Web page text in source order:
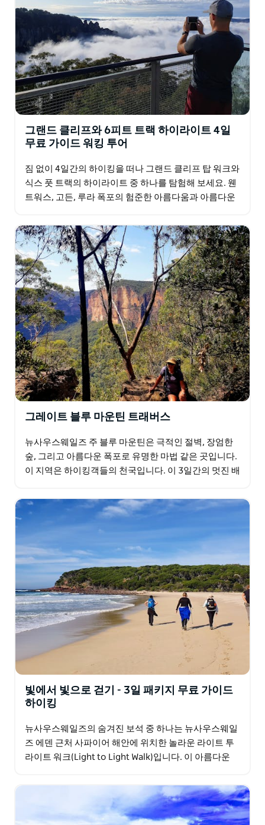
그랜드 클리프와 6피트 트랙 하이라이트 4일
무료 가이드 워킹 투어
짐 없이 4일간의 하이킹을 떠나 그랜드 클리프 탑 워크와
식스 풋 트랙의 하이라이트 중 하나를 탐험해 보세요. 웬
트워스, 고든, 루라 폭포의 험준한 아름다움과 아름다운
그레이트 블루 마운틴 트래버스
뉴사우스웨일즈 주 블루 마운틴은 극적인 절벽, 장엄한
숲, 그리고 아름다운 폭포로 유명한 마법 같은 곳입니다.
이 지역은 하이킹객들의 천국입니다. 이 3일간의 멋진 배
루…
빛에서 빛으로 걷기 - 3일 패키지 무료 가이드
하이킹
뉴사우스웨일즈의 숨겨진 보석 중 하나는 뉴사우스웨일
즈 에덴 근처 사파이어 해안에 위치한 놀라운 라이트 투
라이트 워크(Light to Light Walk)입니다. 이 아름다운